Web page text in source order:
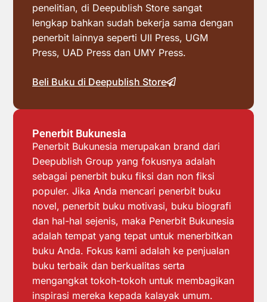
penelitian, di Deepublish Store sangat
lengkap bahkan sudah bekerja sama dengan
penerbit lainnya seperti UII Press, UGM
Press, UAD Press dan UMY Press.
Beli Buku di Deepublish Store
Penerbit Bukunesia
Penerbit Bukunesia merupakan brand dari
Deepublish Group yang fokusnya adalah
sebagai penerbit buku fiksi dan non fiksi
populer. Jika Anda mencari penerbit buku
novel, penerbit buku motivasi, buku biografi
dan hal-hal sejenis, maka Penerbit Bukunesia
adalah tempat yang tepat untuk menerbitkan
buku Anda. Fokus kami adalah ke penjualan
buku terbaik dan berkualitas serta
mengangkat tokoh-tokoh untuk membagikan
inspirasi mereka kepada kalayak umum.